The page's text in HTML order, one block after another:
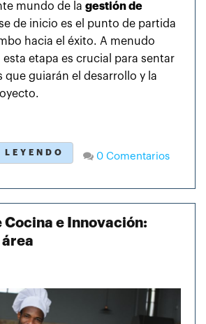
mundo de la gestión de
de inicio es el punto de partida
hacia el éxito. A menudo
etapa es crucial para sentar
que guiarán el desarrollo y la
0 Comentarios
Cocina e Innovación: